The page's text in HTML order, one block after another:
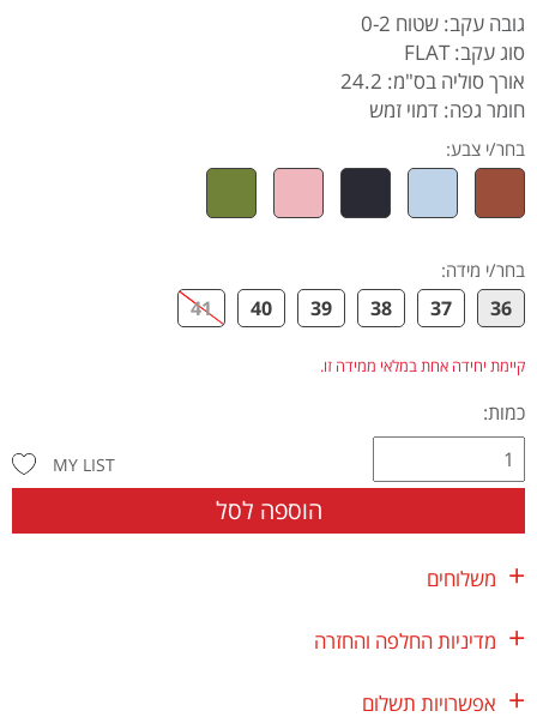
גובה עקב: שטוח 0-2
סוג עקב: FLAT
אורך סוליה בס"מ: 24.2
חומר גפה: דמוי זמש
בחר/י צבע:
בחר/י מידה:
36
37
38
39
40
41
קיימת יחידה אחת במלאי ממידה זו.
כמות:
הוספה לסל
MY LIST
משלוחים
מדיניות החלפה והחזרה
אפשרויות תשלום